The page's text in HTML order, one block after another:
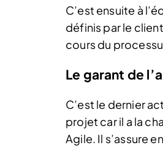
C’est ensuite à
définis par le
cours du
Le garant de
C’est le dernier
projet car il a la
Agile. Il s’assure